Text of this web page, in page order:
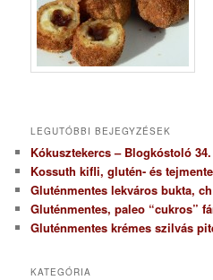
LEGUTÓBBI BEJEGYZÉSEK
Kókusztekercs – Blogkóstoló
Kossuth kifli, glutén- és
Gluténmentes lekváros bukta,
Gluténmentes, paleo “cukros”
Gluténmentes krémes szilvás
KATEGÓRIA